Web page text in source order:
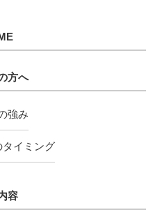
方へ
強み
イミング
容